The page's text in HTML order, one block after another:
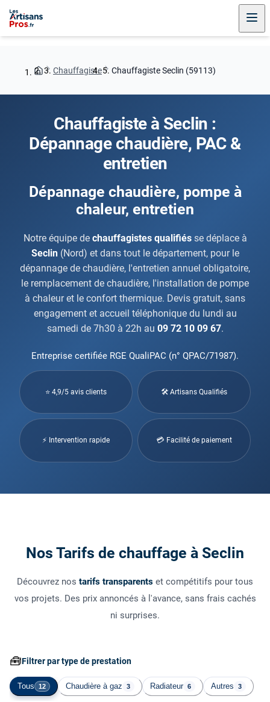
Chauffagiste Chauffagiste Seclin (59113)
Chauffagiste à Seclin :
Dépannage chaudière, PAC &
entretien
Dépannage chaudière, pompe à
chaleur, entretien
Notre équipe de chauffagistes qualifiésse déplace à
Seclin(Nord) et dans tout le département, pour le
dépannage de chaudière, l'entretien annuel obligatoire,
le remplacement de chaudière, l'installation de pompe
à chaleur et le confort thermique. Devis gratuit, sans
engagement et accueil téléphonique du lundi au
samedi de 7h30 à 22h au 09 72 10 09 67.
Entreprise certifiée RGE QualiPAC (n° QPAC/71987).
⭐ 4,9/5 avis clients 🛠 Artisans Qualifiés
⚡ Intervention rapide 💳 Facilité de paiement
Nos Tarifs de chauffage à Seclin
Découvrez nos tarifs transparents et compétitifs pour tous
vos projets. Des prix annoncés à l'avance, sans frais cachés
ni surprises.
🧰Filtrer par type de prestation
Tous 12 Chaudière à gaz 3 Radiateur 6 Autres 3